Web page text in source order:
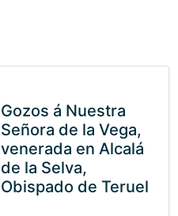
Gozos á Nuestra
Señora de la Vega,
venerada en Alcalá
de la Selva,
Obispado de Teruel